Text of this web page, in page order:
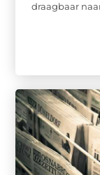
draagbaar